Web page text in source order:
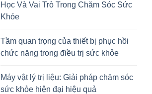
Học Và Vai Trò Trong Chăm Sóc Sức
Khỏe
Tầm quan trọng của thiết bị phục hồi
chức năng trong điều trị sức khỏe
Máy vật lý trị liệu: Giải pháp chăm sóc
sức khỏe hiện đại hiệu quả